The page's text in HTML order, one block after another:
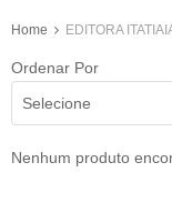
Home EDITORA
Ordenar Por
Selecione
Nenhum produto